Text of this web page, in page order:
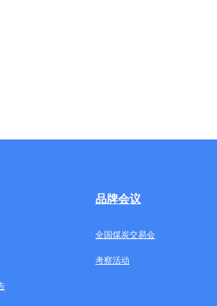
品牌会议
全国煤炭交易会
考察活动